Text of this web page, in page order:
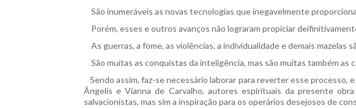
São inumeráveis as novas tecnologias que inegavelmente
Porém, esses e outros avanços não lograram propiciar
As guerras, a fome, as violências, a individualidade e demais mazelas
São muitas as conquistas da inteligência, mas são muitas também as
Sendo assim, faz-se necessário laborar para reverter esse processo,
Ângelis e Vianna de Carvalho, autores espirituais da presente
salvacionistas, mas sim a inspiração para os operários desejosos de